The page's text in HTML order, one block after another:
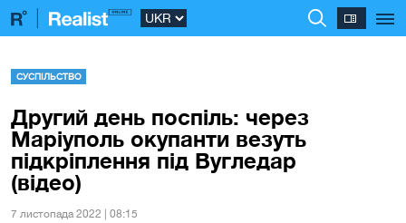
СУСПІЛЬСТВО
Другий день поспіль: через
Маріуполь окупанти везуть
підкріплення під Вугледар
(відео)
7 листопада 2022 | 08:15